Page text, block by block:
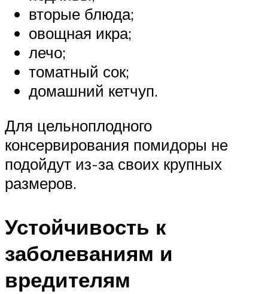
вторые блюда;
овощная икра;
лечо;
томатный сок;
домашний кетчуп.
Для цельноплодного
консервирования помидоры не
подойдут из-за своих крупных
размеров.
Устойчивость к
заболеваниям и
вредителям